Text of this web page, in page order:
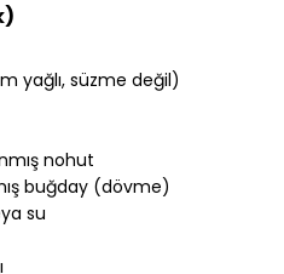
yağlı, süzme değil)
nohut
buğday (dövme)
su